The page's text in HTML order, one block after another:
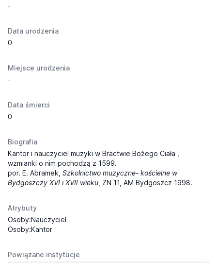
-
Data urodzenia
0
Miejsce urodzenia
-
Data śmierci
0
Biografia
Kantor i nauczyciel muzyki w Bractwie Bożego Ciała ,
wzmianki o nim pochodzą z 1599.
por. E. Abramek, Szkolnictwo muzyczne- kościelne w
Bydgoszczy XVI i XVII wieku , ZN 11, AM Bydgoszcz 1998.
Atrybuty
Osoby:Nauczyciel
Osoby:Kantor
Powiązane instytucje